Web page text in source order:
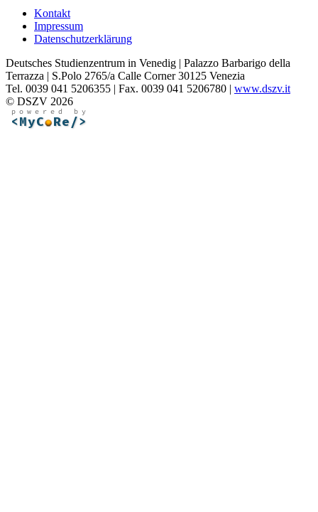
Kontakt
Impressum
Datenschutzerklärung
Deutsches Studienzentrum in Venedig | Palazzo Barbarigo della
Terrazza | S.Polo 2765/a Calle Corner 30125 Venezia
Tel. 0039 041 5206355 | Fax. 0039 041 5206780 | www.dszv.it
© DSZV 2026